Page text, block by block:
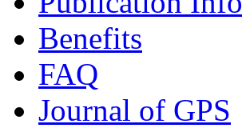
Benefits
FAQ
Journal of GPS